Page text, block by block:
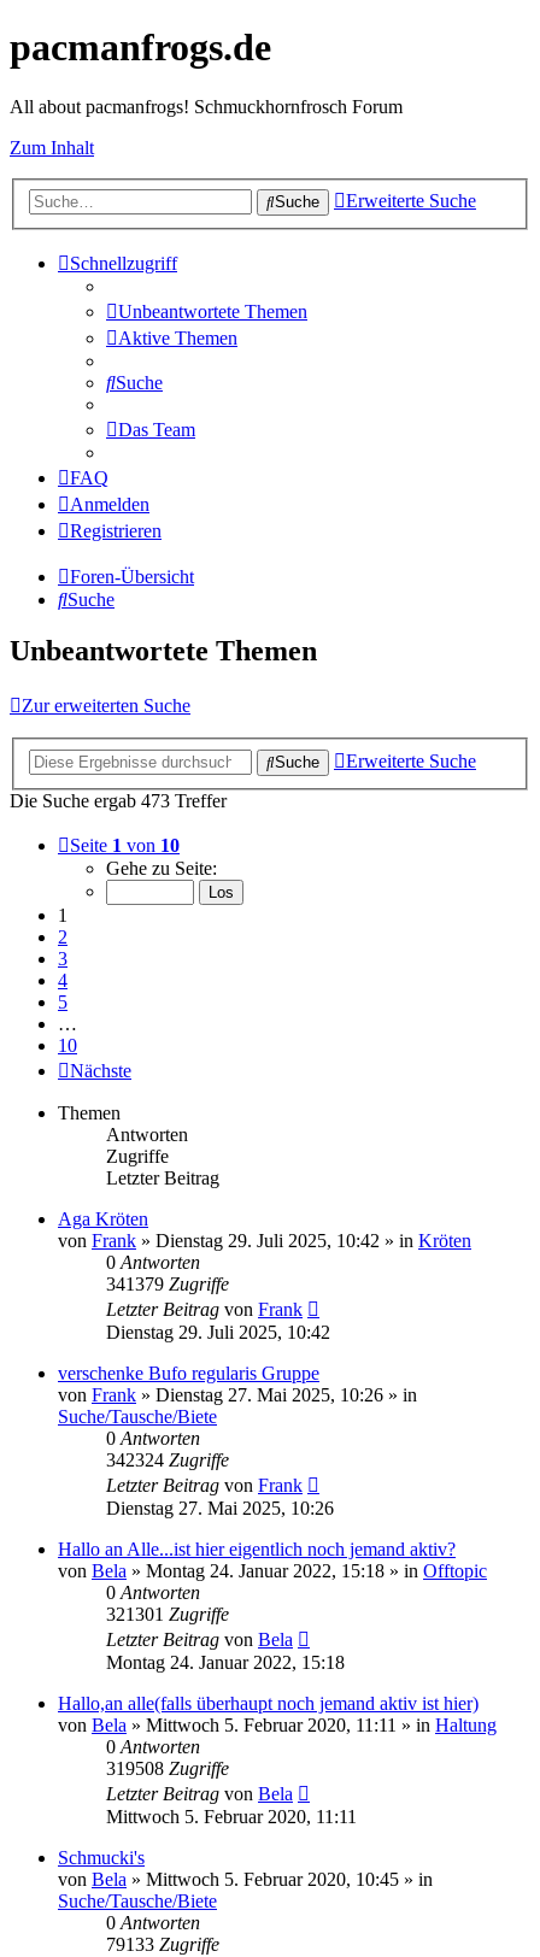
pacmanfrogs.de
All about pacmanfrogs! Schmuckhornfrosch Forum
Zum Inhalt
Suche Erweiterte Suche
Schnellzugriff
Unbeantwortete Themen
Aktive Themen
Suche
Das Team
FAQ
Anmelden
Registrieren
Foren-Übersicht
Suche
Unbeantwortete Themen
Zur erweiterten Suche
Suche
Erweiterte Suche
Die Suche ergab 473 Treffer
Seite 1 von 10
Gehe zu Seite:
1
2
3
4
5
…
10
Nächste
Themen
Antworten
Zugriffe
Letzter Beitrag
Aga Kröten
von Frank » Dienstag 29. Juli 2025, 10:42 » in Kröten
0 Antworten
341379 Zugriffe
Letzter Beitrag von Frank
Dienstag 29. Juli 2025, 10:42
verschenke Bufo regularis Gruppe
von Frank » Dienstag 27. Mai 2025, 10:26 » in
Suche/Tausche/Biete
0 Antworten
342324 Zugriffe
Letzter Beitrag von Frank
Dienstag 27. Mai 2025, 10:26
Hallo an Alle...ist hier eigentlich noch jemand aktiv?
von Bela » Montag 24. Januar 2022, 15:18 » in Offtopic
0 Antworten
321301 Zugriffe
Letzter Beitrag von Bela
Montag 24. Januar 2022, 15:18
Hallo,an alle(falls überhaupt noch jemand aktiv ist hier)
von Bela » Mittwoch 5. Februar 2020, 11:11 » in Haltung
0 Antworten
319508 Zugriffe
Letzter Beitrag von Bela
Mittwoch 5. Februar 2020, 11:11
Schmucki's
von Bela » Mittwoch 5. Februar 2020, 10:45 » in
Suche/Tausche/Biete
0 Antworten
79133 Zugriffe